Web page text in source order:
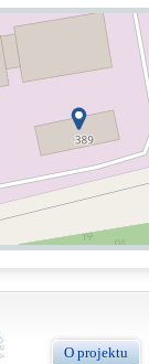
O projektu